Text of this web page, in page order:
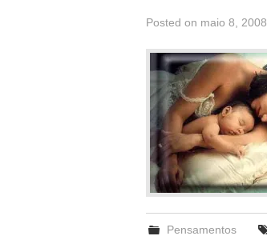
Posted on maio 8, 2008
Pensamentos